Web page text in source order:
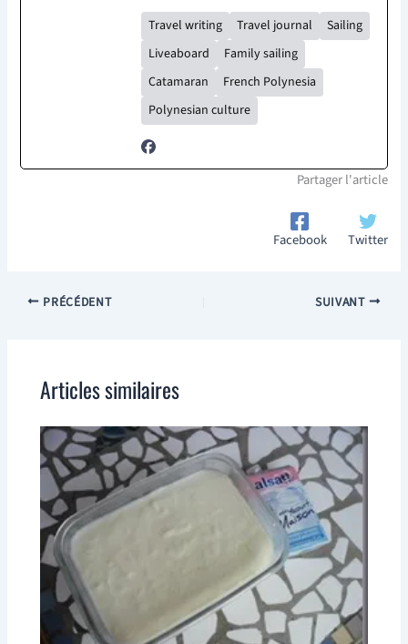
Travel writing Travel journal
Sailing
Liveaboard
Family sailing
Catamaran
French Polynesia
Polynesian culture
Partager l'article
Facebook Twitter
PRÉCÉDENT SUIVANT
Articles similaires